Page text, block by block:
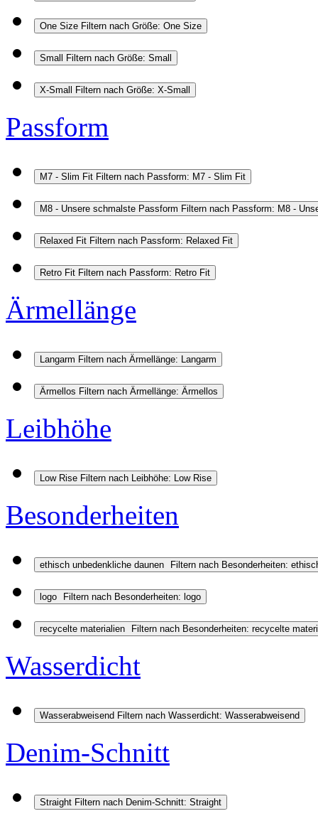
One Size Filtern nach Größe: One Size
Small Filtern nach Größe: Small
X-Small Filtern nach Größe: X-Small
Passform
M7 - Slim Fit Filtern nach Passform: M7 - Slim Fit
M8 - Unsere schmalste Passform Filtern nach Passform: M8 -
Relaxed Fit Filtern nach Passform: Relaxed Fit
Retro Fit Filtern nach Passform: Retro Fit
Ärmellänge
Langarm Filtern nach Ärmellänge: Langarm
Ärmellos Filtern nach Ärmellänge: Ärmellos
Leibhöhe
Low Rise Filtern nach Leibhöhe: Low Rise
Besonderheiten
ethisch unbedenkliche daunen Filtern nach Besonderheiten:
logo Filtern nach Besonderheiten: logo
recycelte materialien Filtern nach Besonderheiten: recycelte
Wasserdicht
Wasserabweisend Filtern nach Wasserdicht: Wasserabweisend
Denim-Schnitt
Straight Filtern nach Denim-Schnitt: Straight